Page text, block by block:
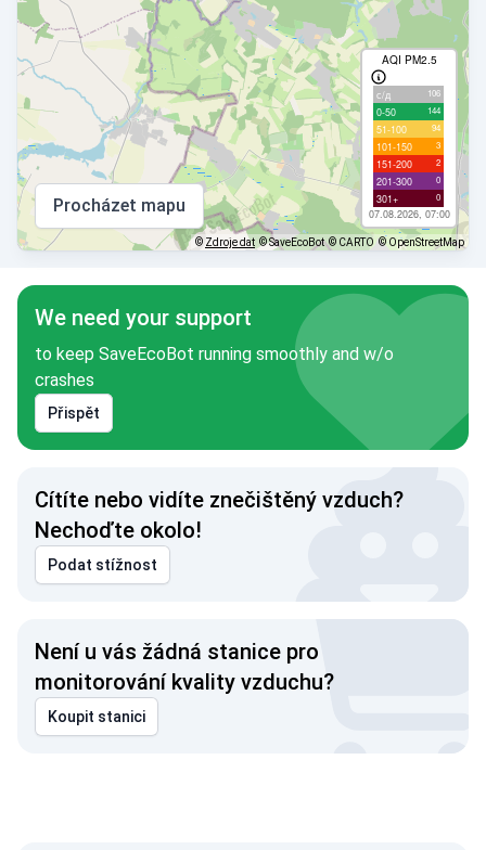
AQI PM2.5
с/д 106
0-50 144
51-100 94
101-150 3
151-200 2
201-300 0
301+ 0
07.08.2026, 07:00
Procházet mapu
© Zdroje dat © SaveEcoBot © CARTO © OpenStreetMap
We need your support
to keep SaveEcoBot running smoothly and w/o
crashes
Přispět
Cítíte nebo vidíte znečištěný vzduch?
Nechoďte okolo!
Podat stížnost
Není u vás žádná stanice pro
monitorování kvality vzduchu?
Koupit stanici